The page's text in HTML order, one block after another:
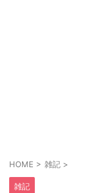
HOME > 雑記 >
雑記